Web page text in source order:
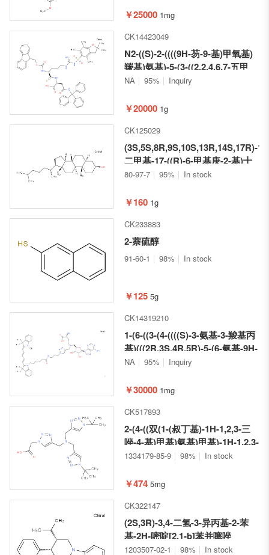
￥25000 1mg
CK14423049
N2-((S)-2-((((9H-芴-9-基)甲氧基)
羰基)氨基)-5-(3-((2,2,4,6,7-五甲
基-2,3-二氢苯并呋喃-5-基)磺酰基)
冬酰胺
NA 95% Inquiry
￥20000 1g
CK125029
(3S,5S,8R,9S,10S,13R,14S,17R)-
二甲基-17-((R)-6-甲基庚-2-基)十
六氢-1H-环戊烷并[a]菲-3-醇
80-97-7 95% In stock
￥160 1g
CK233883
2-萘硫醇
91-60-1 98% In stock
￥125 5g
CK14319210
1-(6-((3-(4-((((S)-3-氨基-3-羧基丙
基)(((2R,3S,4R,5R)-5-(6-氨基-9H-
嘌呤-9-基)-3,4-二羟基四氢呋喃-2-
唑-1-基)丙基)氨基)-6-氧代己
吲哚啉-2-亚基)戊-1,3-二烯-1-
基)-3H-吲哚-1-鎓碘化物
NA 95% Inquiry
￥30000 1mg
CK517893
2-(4-((双(1-(叔丁基)-1H-1,2,3-三
唑-4-基)甲基)氨基)甲基)-1H-1,2,3-
三唑-1-基)乙酸
1334179-85-9 98% In stock
￥474 5mg
CK322147
(2S,3R)-3,4-二氢-3-异丙基-2-苯
基-2H-嘧啶[2,1-b]苯并噻唑
1203507-02-1 98% In stock